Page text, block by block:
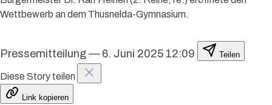
Wettbewerb an dem Thusnelda-Gymnasium.
Pressemitteilung — 6. Juni 2025 12:09 Teilen
Diese Story teilen
Link kopieren